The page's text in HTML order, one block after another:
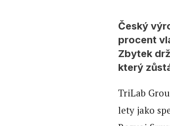
Český
procent
Zbytek
který
TriLab
lety jako